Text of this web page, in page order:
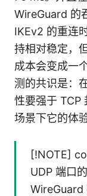
WireGuard 的
IKEv2 的重连
持相对稳定，
成本会变成一
测的共识是：
性要强于 TCP
场景下它的体
[!NOTE]
UDP 端口
WireGuard